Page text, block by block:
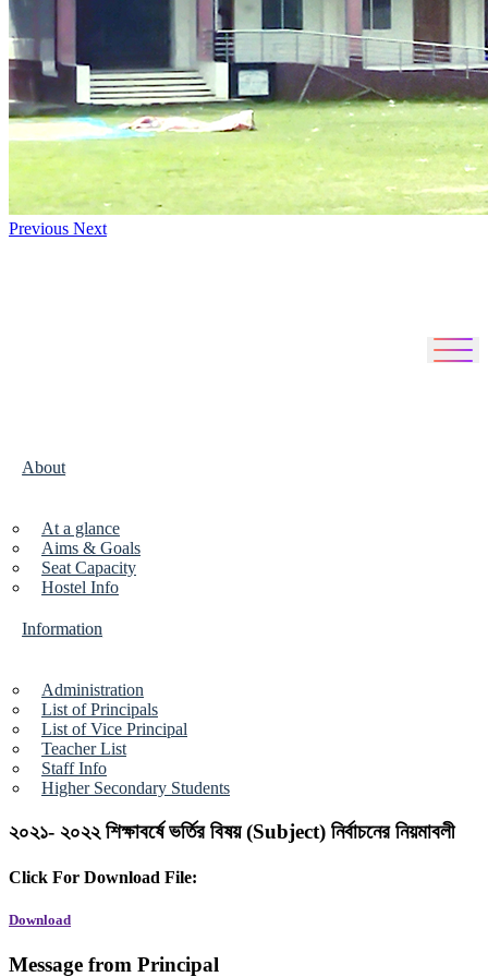
Previous Next
About
At a glance
Aims & Goals
Seat Capacity
Hostel Info
Information
Administration
List of Principals
List of Vice Principal
Teacher List
Staff Info
Higher Secondary Students
BMT Students
Activities
Co-Curriculum
Sports
২০২১- ২০২২ শিক্ষাবর্ষে ভর্তির বিষয় (Subject) নির্বাচনের নিয়মাবলী
Click For Download File:
Download
Message from Principal